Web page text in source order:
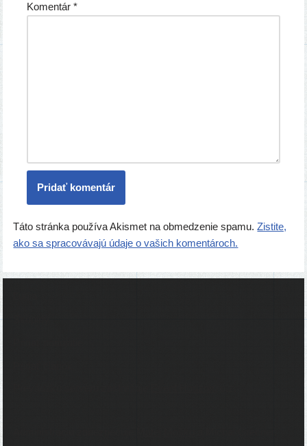
Komentár*
Táto stránka používa Akismet na obmedzenie spamu.Zistite,
ako sa spracovávajú údaje o vašich komentároch.